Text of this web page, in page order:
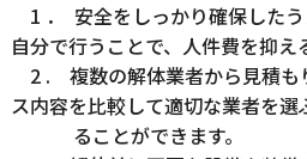
1 ． 安全をしっかり確保した
自分で行うことで、人件費を抑え
2 . 複数の解体業者から見積も
ス内容を比較して適切な業者を選
ることができます。